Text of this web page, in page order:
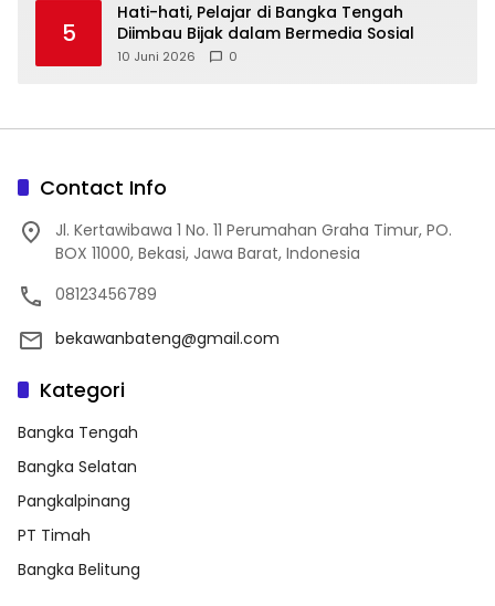
5
‎Hati-hati, Pelajar di Bangka Tengah
Diimbau Bijak dalam Bermedia Sosial
10 Juni 2026 0
Contact Info
Jl. Kertawibawa 1 No. 11 Perumahan Graha Timur, PO.
BOX 11000, Bekasi, Jawa Barat, Indonesia
08123456789
bekawanbateng@gmail.com
Kategori
Bangka Tengah
Bangka Selatan
Pangkalpinang
PT Timah
Bangka Belitung